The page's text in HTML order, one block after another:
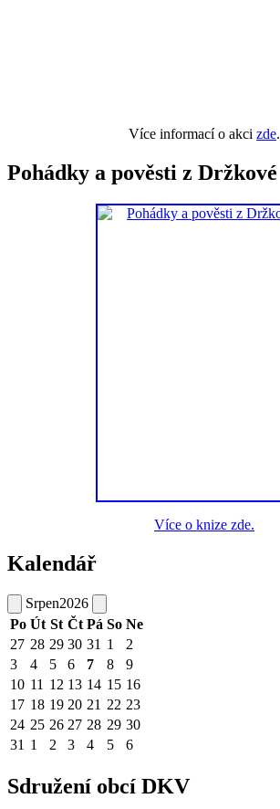
Více informací o akci zde.
Pohádky a pověsti z Držkové
Více o knize zde.
Kalendář
Srpen2026
Po Út St Čt Pá So Ne
27 28 29 30 31 1
2
3
4 5 6 7 8
9
10 11 12 13 14 15 16
17 18 19 20 21 22 23
24 25 26 27 28 29 30
31 1 2 3 4 5 6
Sdružení obcí DKV